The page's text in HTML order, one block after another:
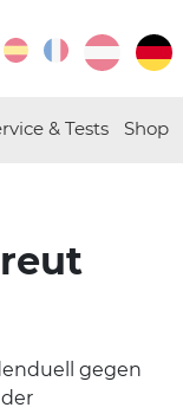
& Tests Shop
gegen